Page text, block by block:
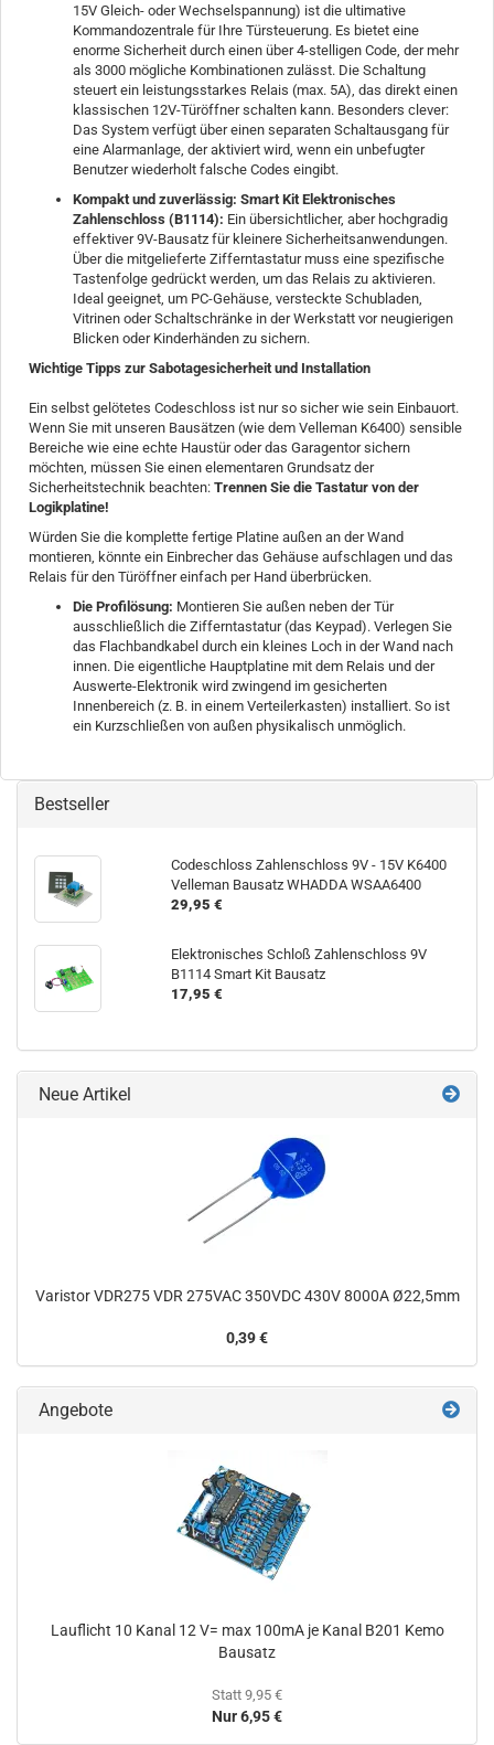
15V Gleich- oder Wechselspannung) ist die ultimative
Kommandozentrale für Ihre Türsteuerung. Es bietet eine
enorme Sicherheit durch einen über 4-stelligen Code, der mehr
als 3000 mögliche Kombinationen zulässt. Die Schaltung
steuert ein leistungsstarkes Relais (max. 5A), das direkt einen
klassischen 12V-Türöffner schalten kann. Besonders clever:
Das System verfügt über einen separaten Schaltausgang für
eine Alarmanlage, der aktiviert wird, wenn ein unbefugter
Benutzer wiederholt falsche Codes eingibt.
Kompakt und zuverlässig: Smart Kit Elektronisches
Zahlenschloss (B1114): Ein übersichtlicher, aber hochgradig
effektiver 9V-Bausatz für kleinere Sicherheitsanwendungen.
Über die mitgelieferte Zifferntastatur muss eine spezifische
Tastenfolge gedrückt werden, um das Relais zu aktivieren.
Ideal geeignet, um PC-Gehäuse, versteckte Schubladen,
Vitrinen oder Schaltschränke in der Werkstatt vor neugierigen
Blicken oder Kinderhänden zu sichern.
Wichtige Tipps zur Sabotagesicherheit und Installation
Ein selbst gelötetes Codeschloss ist nur so sicher wie sein Einbauort.
Wenn Sie mit unseren Bausätzen (wie dem Velleman K6400) sensible
Bereiche wie eine echte Haustür oder das Garagentor sichern
möchten, müssen Sie einen elementaren Grundsatz der
Sicherheitstechnik beachten: Trennen Sie die Tastatur von der
Logikplatine!
Würden Sie die komplette fertige Platine außen an der Wand
montieren, könnte ein Einbrecher das Gehäuse aufschlagen und das
Relais für den Türöffner einfach per Hand überbrücken.
Die Profilösung: Montieren Sie außen neben der Tür
ausschließlich die Zifferntastatur (das Keypad). Verlegen Sie
das Flachbandkabel durch ein kleines Loch in der Wand nach
innen. Die eigentliche Hauptplatine mit dem Relais und der
Auswerte-Elektronik wird zwingend im gesicherten
Innenbereich (z. B. in einem Verteilerkasten) installiert. So ist
ein Kurzschließen von außen physikalisch unmöglich.
Bestseller
Codeschloss Zahlenschloss 9V - 15V K6400
Velleman Bausatz WHADDA WSAA6400
29,95 €
Elektronisches Schloß Zahlenschloss 9V
B1114 Smart Kit Bausatz
17,95 €
Neue Artikel
Varistor VDR275 VDR 275VAC 350VDC 430V 8000A Ø22,5mm
0,39 €
Angebote
Lauflicht 10 Kanal 12 V= max 100mA je Kanal B201 Kemo
Bausatz
Statt 9,95 €
Nur 6,95 €